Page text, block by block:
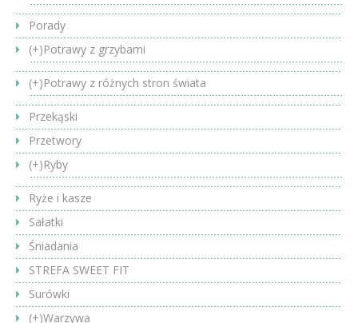
Porady
(+)Potrawy z grzybami
(+)Potrawy z różnych stron świata
Przekąski
Przetwory
(+)Ryby
Ryże i kasze
Sałatki
Śniadania
STREFA SWEET FIT
Surówki
(+)Warzywa